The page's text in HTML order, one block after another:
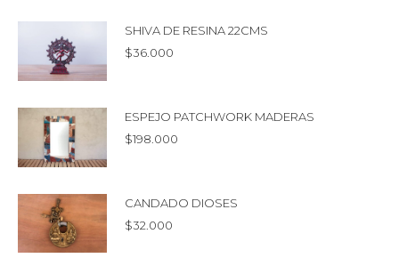
SHIVA DE RESINA 22CMS
$36.000
ESPEJO PATCHWORK MADERAS
$198.000
CANDADO DIOSES
$32.000